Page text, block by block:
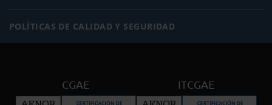
POLÍTICAS DE CALIDAD Y SEGURIDAD
CGAE ITCGAE